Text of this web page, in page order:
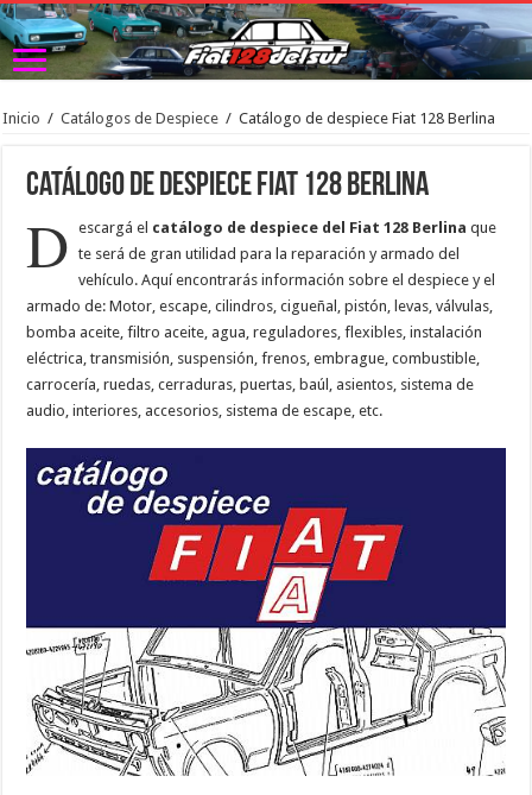
Inicio / Catálogos de Despiece / Catálogo de despiece Fiat 128 Berlina
Catálogo de despiece Fiat 128 Berlina
D escargá el catálogo de despiece del Fiat 128 Berlinaque
te será de gran utilidad para la reparación y armado del
vehículo. Aquí encontrarás información sobre el despiece y el
armado de: Motor, escape, cilindros, cigueñal, pistón, levas, válvulas,
bomba aceite, filtro aceite, agua, reguladores, flexibles, instalación
eléctrica, transmisión, suspensión, frenos, embrague, combustible,
carrocería, ruedas, cerraduras, puertas, baúl, asientos, sistema de
audio, interiores, accesorios, sistema de escape, etc.